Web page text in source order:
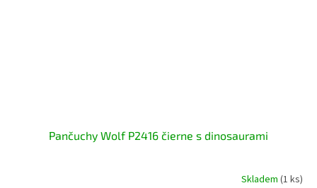
Pančuchy Wolf P2416 čierne s dinosaurami
Skladem (1 ks)